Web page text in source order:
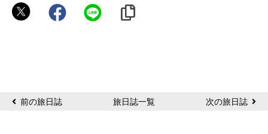
pavi
前の旅日誌 旅日誌一覧 次の旅日誌